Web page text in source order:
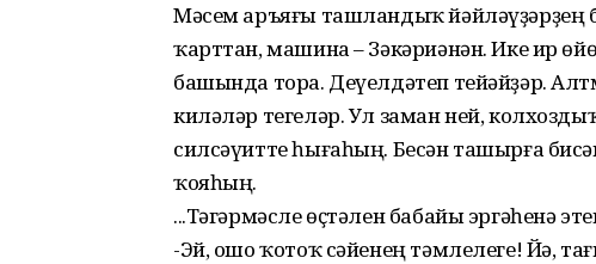
Мәсем аръяғы ташландыҡ йәйләүҙәрҙең
ҡарттан, машина – Зәкәриәнән. Ике ир
башында тора. Деүелдәтеп тейәйҙәр.
киләләр тегеләр. Ул заман ней,
силсәүитте һығаһың. Бесән ташырға
ҡояһың.
...Тәгәрмәсле өҫтәлен бабайы эргәһенә
-Эй, ошо ҡотоҡ сәйенең тәмлелеге! Йә,